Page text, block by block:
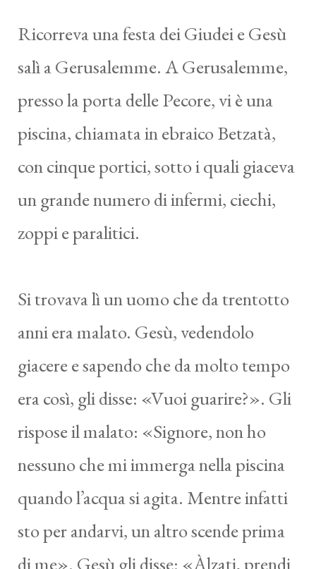
Ricorreva una festa dei Giudei e Gesù
salì a Gerusalemme. A Gerusalemme,
presso la porta delle Pecore, vi è una
piscina, chiamata in ebraico Betzatà,
con cinque portici, sotto i quali giaceva
un grande numero di infermi, ciechi,
zoppi e paralitici.
Si trovava lì un uomo che da trentotto
anni era malato. Gesù, vedendolo
giacere e sapendo che da molto tempo
era così, gli disse: «Vuoi guarire?». Gli
rispose il malato: «Signore, non ho
nessuno che mi immerga nella piscina
quando l’acqua si agita. Mentre infatti
sto per andarvi, un altro scende prima
di me». Gesù gli disse: «Àlzati, prendi